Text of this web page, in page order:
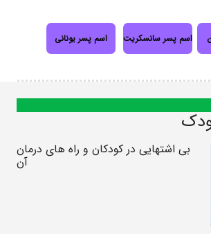
اسم پسر سانسکریت اسم پسر یونانی
بی اشتهایی در کودکان و راه های درمان
آن